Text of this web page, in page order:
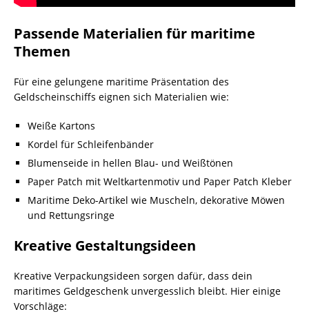
Passende Materialien für maritime
Themen
Für eine gelungene maritime Präsentation des
Geldscheinschiffs eignen sich Materialien wie:
Weiße Kartons
Kordel für Schleifenbänder
Blumenseide in hellen Blau- und Weißtönen
Paper Patch mit Weltkartenmotiv und Paper Patch Kleber
Maritime Deko-Artikel wie Muscheln, dekorative Möwen
und Rettungsringe
Kreative Gestaltungsideen
Kreative Verpackungsideen sorgen dafür, dass dein
maritimes Geldgeschenk unvergesslich bleibt. Hier einige
Vorschläge: